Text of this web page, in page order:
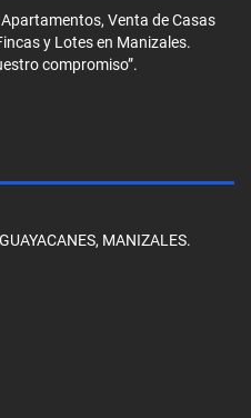
Venta de Casas
y Lotes en Manizales.
compromiso”.
MANIZALES.